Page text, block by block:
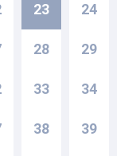
23 24
28 29
33 34
38 39